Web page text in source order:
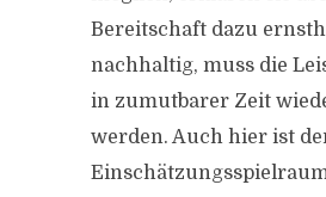
Bereitschaft dazu
nachhaltig, muss die
in zumutbarer Zeit
werden. Auch hier ist